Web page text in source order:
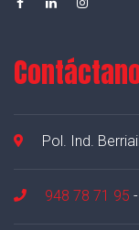
Pol. Ind.
948 78 71 95 -